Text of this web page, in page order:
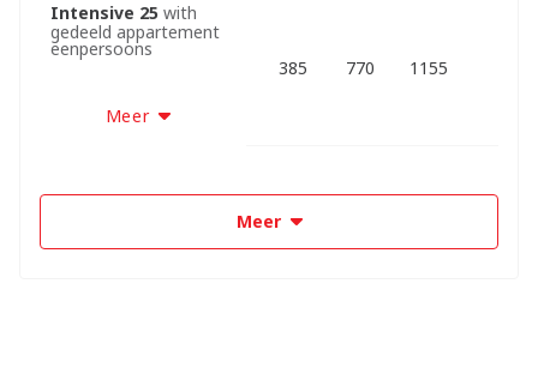
Intensive 25with
gedeeld appartement
eenpersoons
Meer
385 770 1155
Meer